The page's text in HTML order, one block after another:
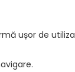
ușor de